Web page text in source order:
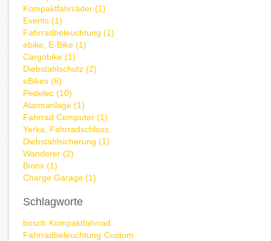
Kompaktfahrräder (1)
Events (1)
Fahrradbeleuchtung (1)
ebike, E-Bike (1)
Cargobike (1)
Diebstahlschutz (2)
eBikes (6)
Pedelec (10)
Alarmanlage (1)
Fahrrad Computer (1)
Yerka, Fahrradschloss,
Diebstahlsicherung (1)
Wanderer (2)
Bionx (1)
Charge Garage (1)
Schlagworte
bosch Kompaktfahrrad
Fahrradbeleuchtung Custom